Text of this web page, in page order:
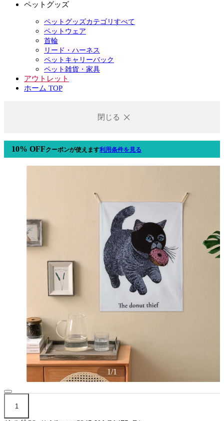
ペットグッズ
ペットグッズカテゴリすべて
ペットウェア
首輪
リード・ハーネス
ペットキャリーバック
ペット雑貨・家具
アウトレット
ホーム TOP
閉じる
10% OFFクーポンが使えます利用条件を見る
1/1
1